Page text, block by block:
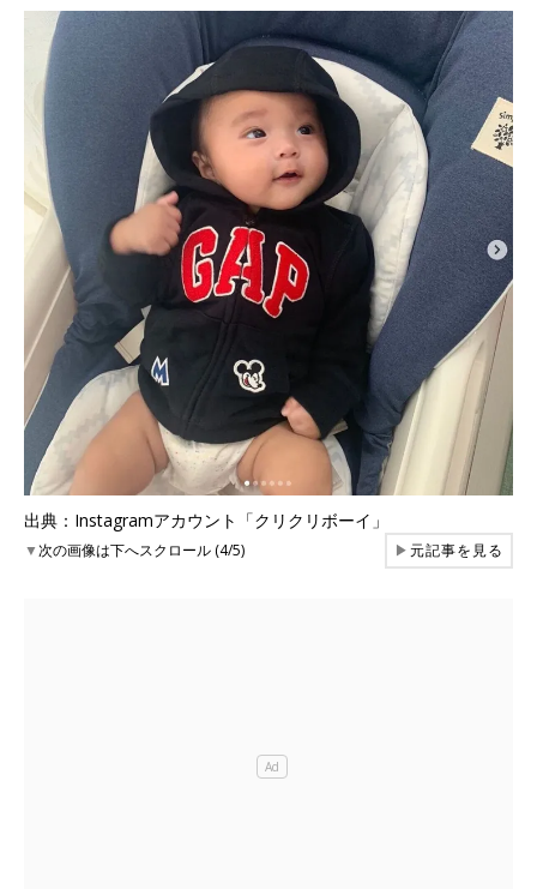
出典：Instagramアカウント「クリクリボーイ」
▼次の画像は下へスクロール (4/5) ▶元記事を見る